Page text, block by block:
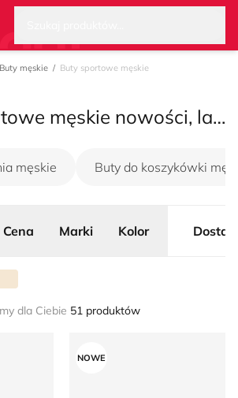
Buty męskie Buty sportowe męskie
Buty sportowe męskie nowości, lato 2026
męskie Buty do koszykówki
Cena Marki Kolor
dla Ciebie 51 produktów
NOWE